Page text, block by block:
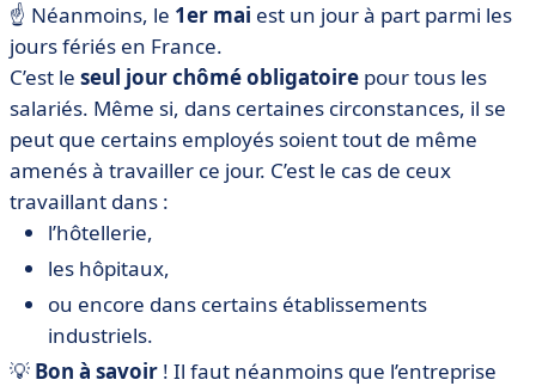
☝️ Néanmoins, le 1er mai est un jour à part parmi les
jours fériés en France.
C’est le seul jour chôméobligatoire pour tous les
salariés. Même si, dans certaines circonstances, il se
peut que certains employés soient tout de même
amenés à travailler ce jour. C’est le cas de ceux
travaillant dans :
l’hôtellerie,
les hôpitaux,
ou encore dans certains établissements
industriels.
💡 Bon à savoir ! Il faut néanmoins que l’entreprise